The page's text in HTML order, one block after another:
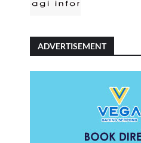
ADVERTISEMENT